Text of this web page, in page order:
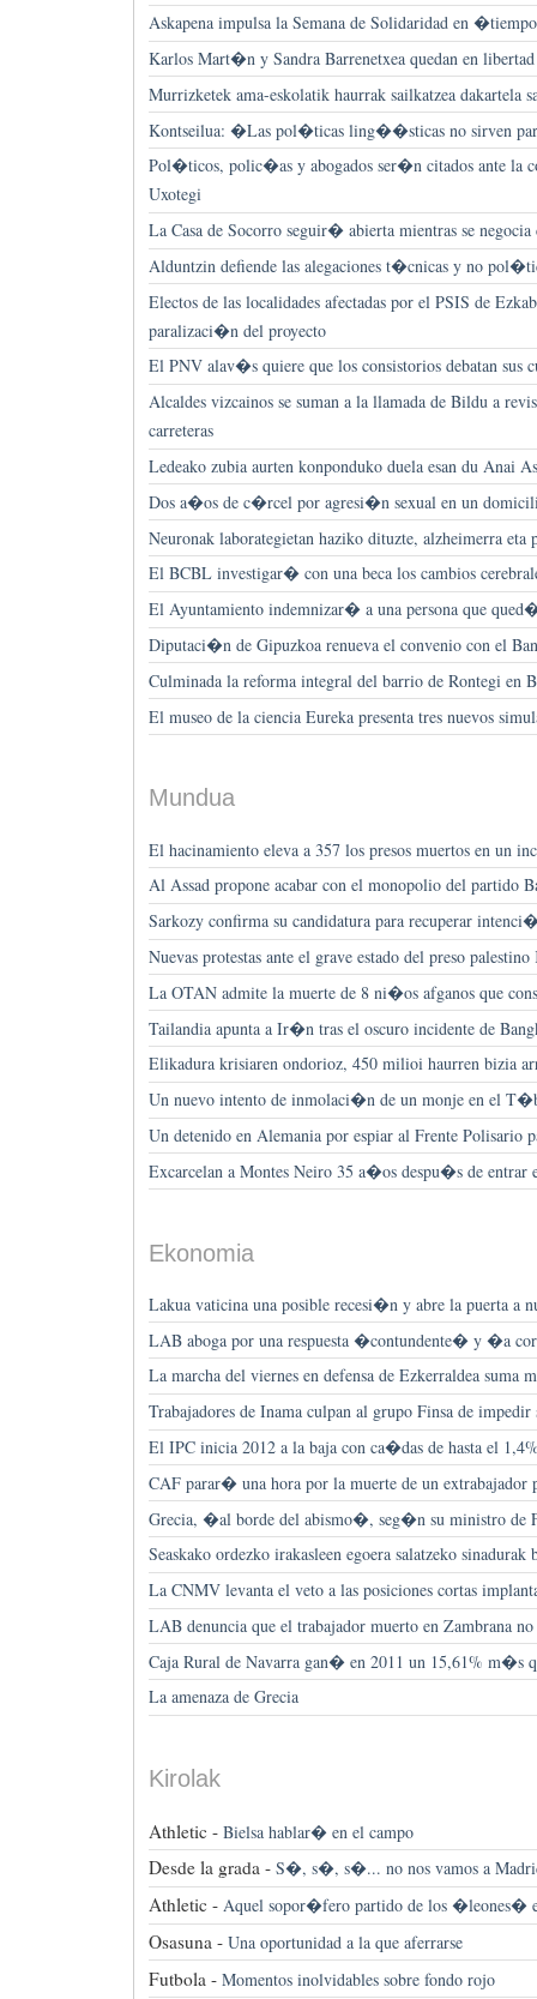
Askapena impulsa la Semana de Solidaridad en
Karlos Mart�n y Sandra Barrenetxea quedan en libertad
Murrizketek ama-eskolatik haurrak sailkatzea dakartela
Kontseilua: �Las pol�ticas ling��sticas no sirven
Pol�ticos, polic�as y abogados ser�n citados ante la
Uxotegi
La Casa de Socorro seguir� abierta mientras se negocia
Alduntzin defiende las alegaciones t�cnicas y no
Electos de las localidades afectadas por el PSIS de
paralizaci�n del proyecto
El PNV alav�s quiere que los consistorios debatan sus
Alcaldes vizcainos se suman a la llamada de Bildu a
carreteras
Ledeako zubia aurten konponduko duela esan du Anai
Dos a�os de c�rcel por agresi�n sexual en un
Neuronak laborategietan haziko dituzte, alzheimerra eta
El BCBL investigar� con una beca los cambios
El Ayuntamiento indemnizar� a una persona que
Diputaci�n de Gipuzkoa renueva el convenio con el
Culminada la reforma integral del barrio de Rontegi en
El museo de la ciencia Eureka presenta tres nuevos
Mundua
El hacinamiento eleva a 357 los presos muertos en un
Al Assad propone acabar con el monopolio del partido
Sarkozy confirma su candidatura para recuperar
Nuevas protestas ante el grave estado del preso
La OTAN admite la muerte de 8 ni�os afganos que
Tailandia apunta a Ir�n tras el oscuro incidente de
Elikadura krisiaren ondorioz, 450 milioi haurren bizia
Un nuevo intento de inmolaci�n de un monje en el
Un detenido en Alemania por espiar al Frente Polisario
Excarcelan a Montes Neiro 35 a�os despu�s de
Ekonomia
Lakua vaticina una posible recesi�n y abre la puerta a
LAB aboga por una respuesta �contundente� y �a
La marcha del viernes en defensa de Ezkerraldea suma
Trabajadores de Inama culpan al grupo Finsa de
El IPC inicia 2012 a la baja con ca�das de hasta el
CAF parar� una hora por la muerte de un extrabajador
Grecia, �al borde del abismo�, seg�n su ministro de
Seaskako ordezko irakasleen egoera salatzeko
La CNMV levanta el veto a las posiciones cortas
LAB denuncia que el trabajador muerto en Zambrana no
Caja Rural de Navarra gan� en 2011 un 15,61% m�s
La amenaza de Grecia
Kirolak
Athletic - Bielsa hablar� en el campo
Desde la grada - S�, s�, s�... no nos vamos a
Athletic - Aquel sopor�fero partido de los �leones�
Osasuna - Una oportunidad a la que aferrarse
Futbola - Momentos inolvidables sobre fondo rojo